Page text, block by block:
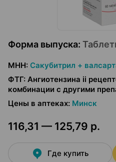
Форма выпуска:
МНН: Сакубитрил +
ФТГ: Ангиотензина ii
комбинации с другими
Цены в аптеках: Минск
116,31 — 125,79 р.
Где купить